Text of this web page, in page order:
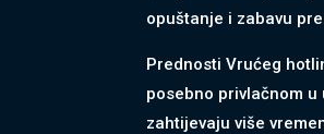
opuštanje i zabavu
Prednosti Vrućeg
posebno privlačnom
zahtijevaju više